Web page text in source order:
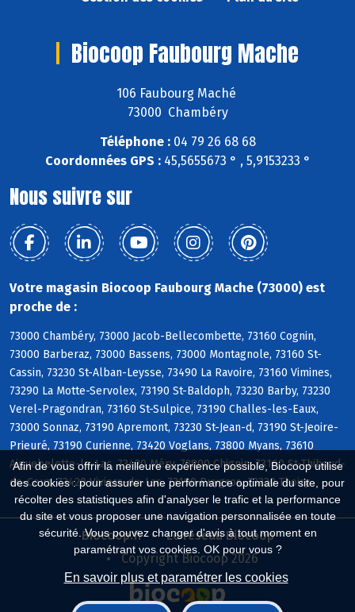
Afin de vous offrir la meilleure expérience possible, Biocoop utilise
des cookies : pour assurer une performance optimale du site, pour
récolter des statistiques afin d'analyser le trafic et la performance
du site et vous proposer une navigation personnalisée en toute
sécurité. Vous pouvez changer d'avis à tout moment en
paramétrant vos cookies. OK pour vous ?
En savoir plus et paramétrer les cookies
Biocoop Faubourg Mache
106 Faubourg Maché
73000 Chambéry
Téléphone :04 79 26 68 68
Coordonnées GPS :45,5655673 ° , 5,9153233 °
Nous suivre sur
Votre magasin Biocoop Faubourg Mache (73000) est
proche de :
73000 Chambéry, 73000 Jacob-Bellecombette, 73160 Cognin,
73000 Barberaz, 73000 Bassens, 73000 Montagnole, 73160 St-
Cassin, 73230 St-Alban-Leysse, 73490 La Ravoire, 73160 Vimines,
73290 La Motte-Servolex, 73190 St-Baldoph, 73230 Barby, 73230
Verel-Pragondran, 73160 St-Sulpice, 73190 Challes-les-Eaux,
73000 Sonnaz, 73190 Apremont, 73230 St-Jean-d, 73190 St-Jeoire-
Prieuré, 73190 Curienne, 73420 Voglans, 73800 Myans, 73610
Aiguebelette-le-Lac, 73420 Méry, 73800 Chignin, 73160 St-Thibaud-
de-Couz, 73420 Viviers-du-Lac, 73190 Puygros, 73230 Thoiry
Biocoop.fr
Le réseau Biocoop
Copyright Biocoop 2026